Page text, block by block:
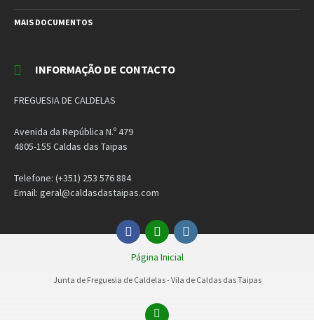
MAIS DOCUMENTOS
INFORMAÇÃO DE CONTACTO
FREGUESIA DE CALDELAS
Avenida da República N.º 479
4805-155 Caldas das Taipas
Telefone: (+351) 253 576 884
Email: geral@caldasdastaipas.com
Facebook
EmailInstagram
Página Inicial
Junta de Freguesia de Caldelas - Vila de Caldas das Taipas